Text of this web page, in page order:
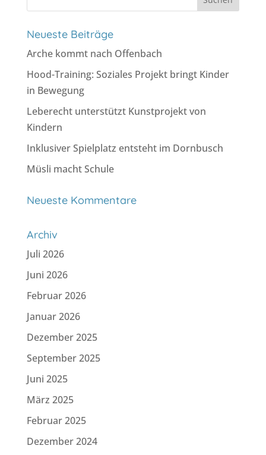
nach:
Neueste Beiträge
Arche kommt nach Offenbach
Hood-Training: Soziales Projekt bringt Kinder
in Bewegung
Leberecht unterstützt Kunstprojekt von
Kindern
Inklusiver Spielplatz entsteht im Dornbusch
Müsli macht Schule
Neueste Kommentare
Archiv
Juli 2026
Juni 2026
Februar 2026
Januar 2026
Dezember 2025
September 2025
Juni 2025
März 2025
Februar 2025
Dezember 2024